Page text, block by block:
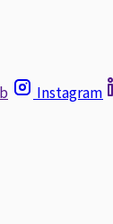
Instagram